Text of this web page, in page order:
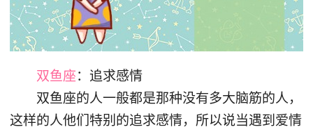
双鱼座：追求感情
双鱼座的人一般都是那种没有多大脑筋的人，
这样的人他们特别的追求感情，所以说当遇到爱情